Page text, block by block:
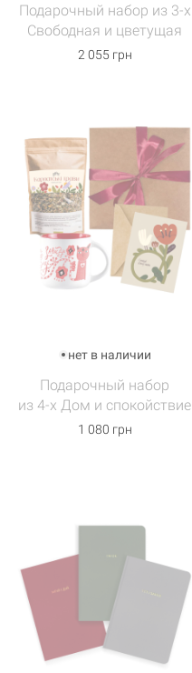
Подарочный набор из 3-х
Свободная и цветущая
2 055 грн
нет в наличии
Подарочный набор
из 4-х Дом и спокойствие
1 080 грн